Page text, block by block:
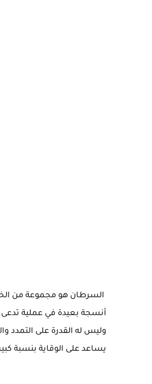
السرطان هو مجموعة من
أنسجة بعيدة في عملية تدعى
وليس له القدرة على التمدد
يساعد على الوقاية بنسبة